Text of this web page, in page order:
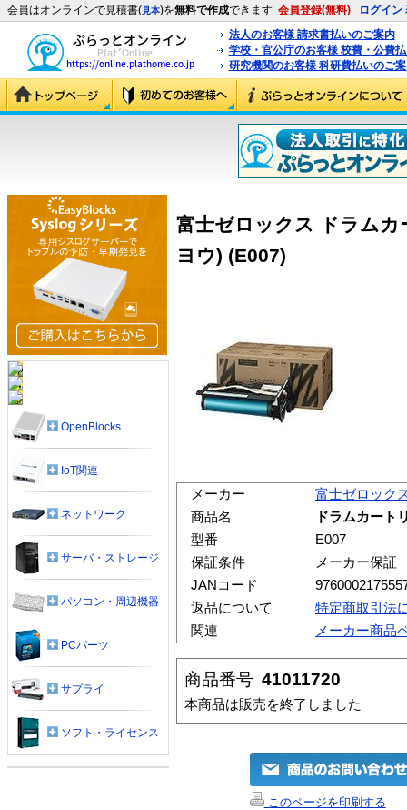
会員はオンラインで見積書(見本)を無料で作成できます 会員登録(無料) ログイン
法人のお客様 請求書払いのご案内
学校・官公庁のお客様 校費・公費
研究機関のお客様 科研費払いのご
富士ゼロックス ドラム
ヨウ) (E007)
メーカー
富士ゼロック
商品名
ドラムカート
型番
E007
保証条件
メーカー保証
JANコード
返品について
特定商取引法
関連
メーカー商品
商品番号 41011720
本商品は販売を終了しました
このページを印刷する
OpenBlocks
IoT関連
ネットワーク
サーバ・ストレージ
パソコン・周辺機器
PCパーツ
サプライ
ソフト・ライセンス